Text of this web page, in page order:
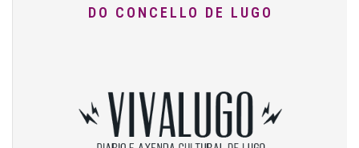
DO CONCELLO DE LUGO